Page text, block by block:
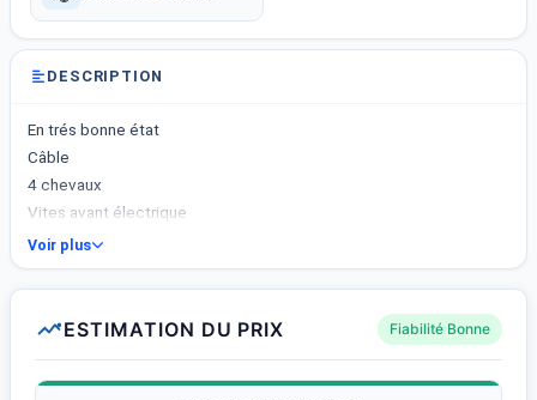
DESCRIPTION
En trés bonne état
Câble
4 chevaux
Vites avant électrique
A nabeul
Voir plus
ESTIMATION DU PRIX Fiabilité Bonne